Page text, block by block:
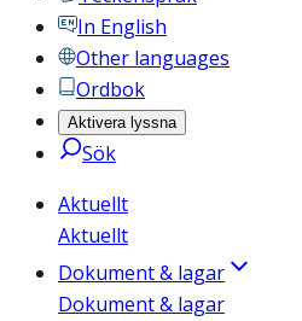
In English
Other languages
Ordbok
Aktivera lyssna
Sök
Aktuellt
Aktuellt
Dokument & lagar
Dokument & lagar